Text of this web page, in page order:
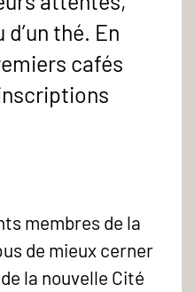
thé. En
cafés
membres de la
de mieux cerner
la nouvelle Cité